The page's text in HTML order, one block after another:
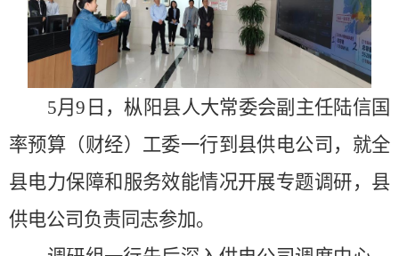
5月9 日，枞阳县人大常委会副主任陆信国
率预算（财经）工委一行到县供电公司，就全
县电力保障和服务效能情况开展专题调研，县
供电公司负责同志参加。